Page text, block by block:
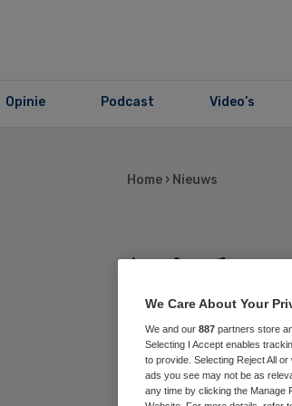
Opinie Podcast Video’s
Home › Nieuws
jaar
We Care About Your
We and our 887 partners store
Selecting I Accept enables
to provide. Selecting Reject All
ads you see may not be as
any time by clicking the Manage